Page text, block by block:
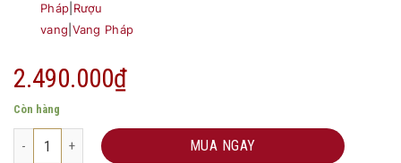
Pháp Rượu
vang Vang Pháp
2.490.000₫
Còn hàng
Champagne Prevoteau Perrier Blanc de Blanc số lượng
MUA NGAY